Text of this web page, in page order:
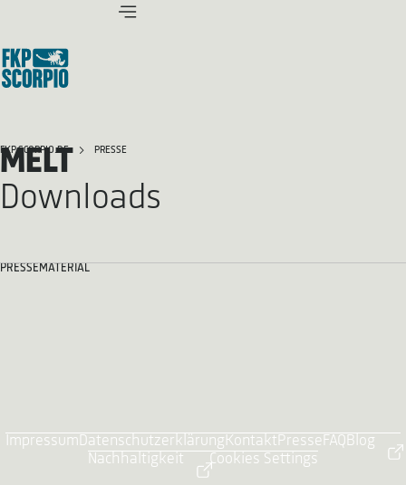
FKP SCORPIO.DE PRESSE
MELT
Downloads
PRESSEMATERIAL
ImpressumDatenschutzerklärungKontaktPresse FAQBlog
Nachhaltigkeit
Cookies Settings